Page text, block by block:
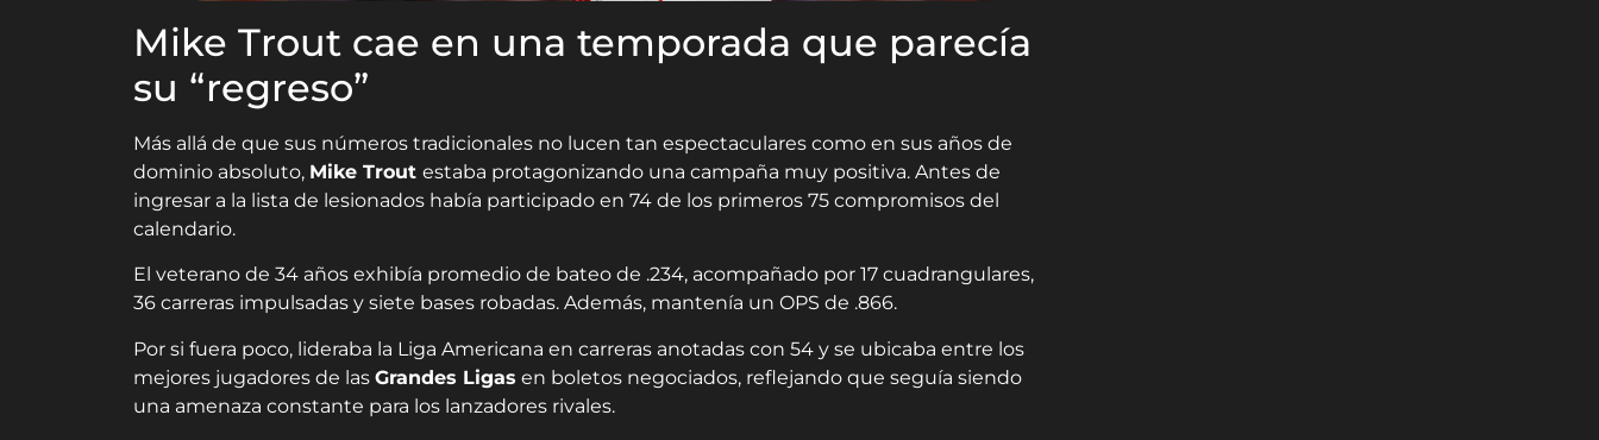
Mike Trout cae en una temporada que parecía
su “regreso”
Más allá de que sus números tradicionales no lucen tan espectaculares como en sus años de
dominio absoluto, Mike Trout estaba protagonizando una campaña muy positiva. Antes de
ingresar a la lista de lesionados había participado en 74 de los primeros 75 compromisos del
calendario.
El veterano de 34 años exhibía promedio de bateo de .234, acompañado por 17 cuadrangulares,
36 carreras impulsadas y siete bases robadas. Además, mantenía un OPS de .866.
Por si fuera poco, lideraba la Liga Americana en carreras anotadas con 54 y se ubicaba entre los
mejores jugadores de las Grandes Ligas en boletos negociados, reflejando que seguía siendo
una amenaza constante para los lanzadores rivales.